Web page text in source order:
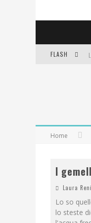
FLASH
Home
I
Laura
Lo so
lo steste